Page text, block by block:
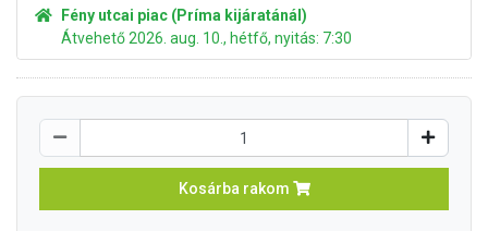
Fény utcai piac (Príma kijáratánál)
Átvehető 2026. aug. 10., hétfő, nyitás: 7:30
Kosárba rakom